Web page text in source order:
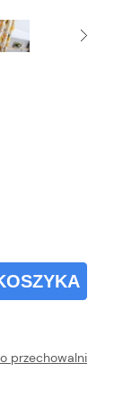
przechowalni